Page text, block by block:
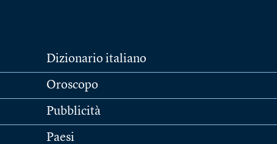
Dizionario italiano
Oroscopo
Pubblicità
Paesi